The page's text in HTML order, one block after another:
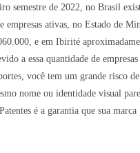
semestre de 2022, no Brasil
empresas ativas, no Estado de
e em Ibirité
a essa quantidade de
você tem um grande risco
nome ou identidade visual
é a garantia que sua